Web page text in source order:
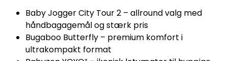
Baby Jogger City Tour 2 – allround valg med
håndbagagemål og stærk pris
Bugaboo Butterfly – premium komfort i
ultrakompakt format